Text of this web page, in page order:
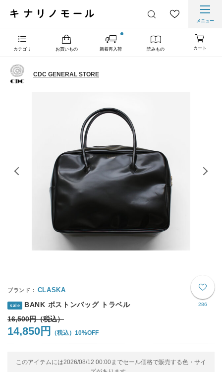
メニュー
カテゴリ お買いもの 新着再入荷 読みもの カート
CDC GENERAL STORE
286
CLASKA
sale
BANK ボストンバッグ トラベル
16,500円
14,850円 10%OFF
このアイテムには2026/08/12 00:00までセール価格で販売する色・サイ